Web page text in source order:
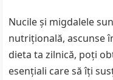
Nucile și migdalele
nutrițională, ascunse
dieta ta zilnică, poți
esențiali care să îți